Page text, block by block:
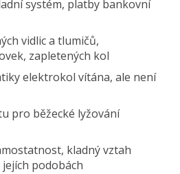
systém, platby bankovní
vidlic a tlumičů,
zapletených kol
elektrokol vítána, ale není
pro běžecké lyžování
kladný vztah
jejích podobách